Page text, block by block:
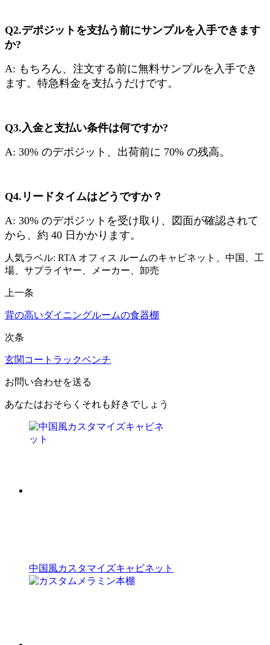
Q2.デポジットを支払う前にサンプルを入手できます
か?
A: もちろん、注文する前に無料サンプルを入手でき
ます。特急料金を支払うだけです。
Q3.入金と支払い条件は何ですか?
A: 30% のデポジット、出荷前に 70% の残高。
Q4.リードタイムはどうですか？
A: 30% のデポジットを受け取り、図面が確認されて
から、約 40 日かかります。
人気ラベル: RTA オフィス ルームのキャビネット、中国、工
場、サプライヤー、メーカー、卸売
上一条
背の高いダイニングルームの食器棚
次条
玄関コートラックベンチ
お問い合わせを送る
あなたはおそらくそれも好きでしょう
中国風カスタマイズキャビネット